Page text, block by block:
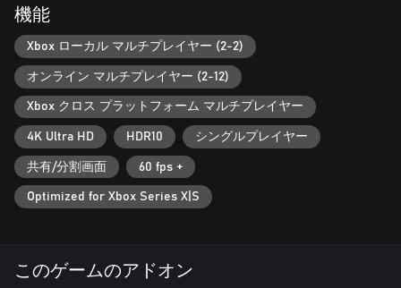
どこまでも自由なプレイか、それとも完全シミュレーション的
なチャレンジか？新登場の「Arcade」は、秒でアドレナリン
MAXとなる体験が楽しめる。一方で「Pro」は真のMotoGP™的
リアリズム、トラックの隅々まで、そしてガソリン消費量や電
子制御といった細部にまでこだわって全身全霊で困難に挑め！
進化した難易度順応機能、神経支援システム、一新されたチュ
ートリアルなどを活用して、自らが駆るバイクを掌握せよ。
シーンを席巻
ランクレースや完全網羅のクロスプレイ（各種プラットフォー
ム*に対応）で、同レベルのスキルを持つフレンドや世界中のラ
イバルに挑もう。
*Nintendo Switchは非対応
機能
Xbox ローカル マルチプレイヤー (2-2)
オンライン マルチプレイヤー (2-12)
Xbox クロス プラットフォーム マルチプレイヤー
4K Ultra HD HDR10 シングルプレイヤー
共有/分割画面 60 fps +
Optimized for Xbox Series X|S
このゲームのアドオン